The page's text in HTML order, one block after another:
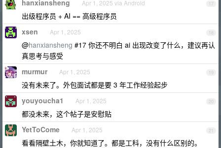
17
hanxiansheng Apr 1, 2025 via Android
出级程序员 + AI == 高级程序员
18
xsen Apr 1, 2025
@hanxiansheng #17 你还不明白 ai 出现改变了什么，建议再认
真思考与感受
19
murmur Apr 1, 2025
没有未来了。外包面试都是要 3 年工作经验起步
20
youyoucha1 Apr 1, 2025
都没未来，这个帖子是安慰贴
21
YetToCome Apr 1, 2025
看看隔壁土木，你就知道了。都是工科，没有什么区别的。